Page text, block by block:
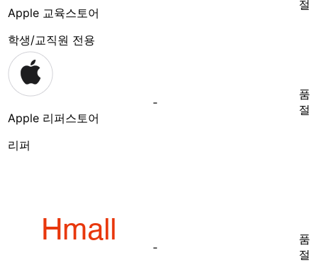
Apple 교육스토어
학생/교직원 전용
절
Apple 리퍼스토어
리퍼
-
품
절
-
품
절